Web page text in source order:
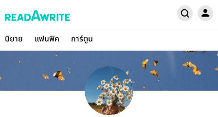
นิยาย แฟนฟิค การ์ตูน